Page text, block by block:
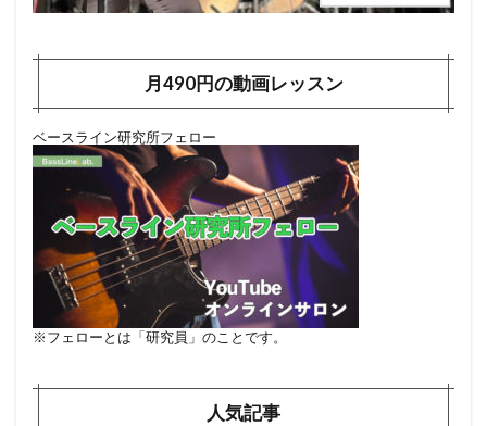
月490円の動画レッスン
ベースライン研究所フェロー
※フェローとは「研究員」のことです。
人気記事